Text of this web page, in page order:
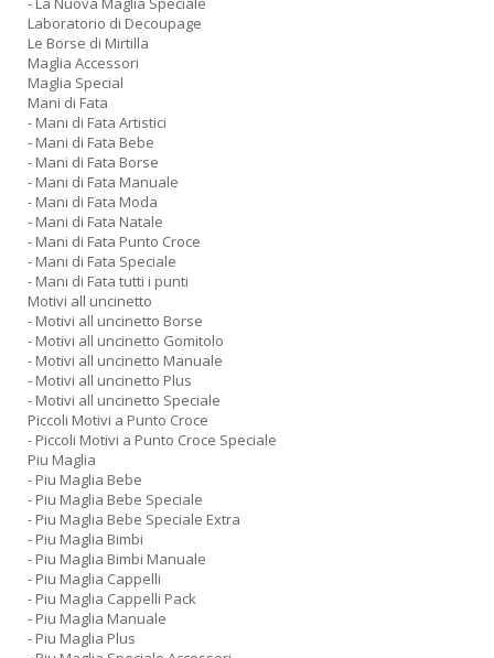
Laboratorio di Decoupage
Le Borse di Mirtilla
Maglia Accessori
Maglia Special
Mani di Fata
- Mani di Fata Artistici
- Mani di Fata Bebe
- Mani di Fata Borse
- Mani di Fata Manuale
- Mani di Fata Moda
- Mani di Fata Natale
- Mani di Fata Punto Croce
- Mani di Fata Speciale
- Mani di Fata tutti i punti
Motivi all uncinetto
- Motivi all uncinetto Borse
- Motivi all uncinetto Gomitolo
- Motivi all uncinetto Manuale
- Motivi all uncinetto Plus
- Motivi all uncinetto Speciale
Piccoli Motivi a Punto Croce
- Piccoli Motivi a Punto Croce Speciale
Piu Maglia
- Piu Maglia Bebe
- Piu Maglia Bebe Speciale
- Piu Maglia Bebe Speciale Extra
- Piu Maglia Bimbi
- Piu Maglia Bimbi Manuale
- Piu Maglia Cappelli
- Piu Maglia Cappelli Pack
- Piu Maglia Manuale
- Piu Maglia Plus